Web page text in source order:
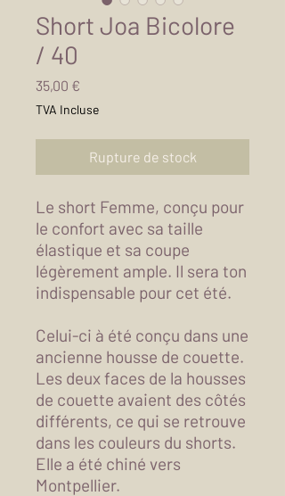
Short Joa Bicolore
/ 40
35,00 €
TVA Incluse
Rupture de stock
Le short Femme, conçu pour
le confort avec sa taille
élastique et sa coupe
légèrement ample. Il sera ton
indispensable pour cet été.
Celui-ci à été conçu dans une
ancienne housse de couette.
Les deux faces de la housses
de couette avaient des côtés
différents, ce qui se retrouve
dans les couleurs du shorts.
Elle a été chiné vers
Montpellier.